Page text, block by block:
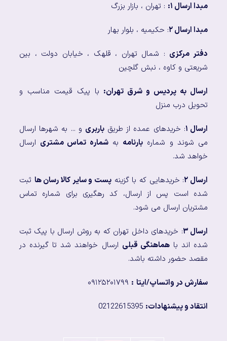
مبدا ارسال ۱: : تهران ، بازار بزرگ
مبدا ارسال ۲ : حکیمیه ، بلوار بهار
دفتر مرکزی : شمال تهران ، قلهک ، خیابان دولت ، بین
شریعتی و کاوه ، نبش گلچین
ارسال به پردیس و شرق تهران: با پیک قیمت مناسب و
تحویل درب منزل
ارسال ۱ : خریدهای عمده از طریقباربری و ... به شهرها ارسال
می شوند و شماره بارنامه بهشماره تماس مشتری ارسال
خواهد شد.
ارسال ۲ : خریدهایی که با گزینه پست و سایر کالا رسان ها ثبت
شده است پس از ارسال، کد رهگیری برای شماره تماس
مشتریان ارسال می شود.
ارسال ۳
: خریدهای داخل تهران که به روش ارسال با پیک ثبت
شده اند باهماهنگی قبلی ارسال خواهند شد تا گیرنده در
مقصد حضور داشته باشد.
سفارش در واتساپ/ایتا :
انتقاد و پیشنهادات: